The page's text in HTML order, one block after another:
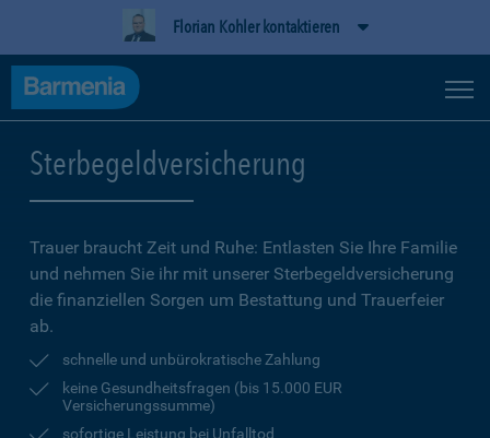
Florian Kohler kontaktieren
Sterbegeldversicherung
Trauer braucht Zeit und Ruhe: Entlasten Sie Ihre Familie
und nehmen Sie ihr mit unserer Sterbegeldversicherung
die finanziellen Sorgen um Bestattung und Trauerfeier
ab.
schnelle und unbürokratische Zahlung
keine Gesundheitsfragen (bis 15.000 EUR
Versicherungssumme)
sofortige Leistung bei Unfalltod